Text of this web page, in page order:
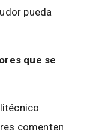
pueda
que se
comenten